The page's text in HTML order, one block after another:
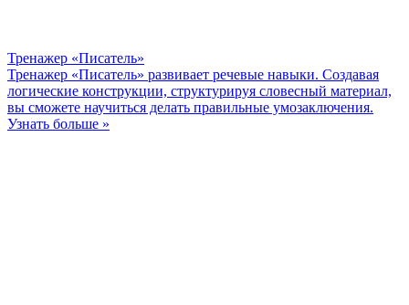
Тренажер «Писатель»
Тренажер «Писатель» развивает речевые навыки. Создавая
логические конструкции, структурируя словесный материал,
вы сможете научиться делать правильные умозаключения.
Узнать больше »